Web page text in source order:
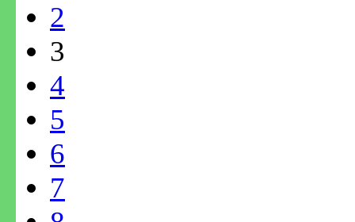
2
3
4
5
6
7